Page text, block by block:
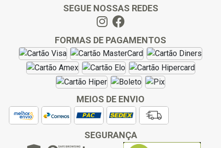
SEGUE NOSSAS REDES
FORMAS DE PAGAMENTOS
MEIOS DE ENVIO
SEGURANÇA